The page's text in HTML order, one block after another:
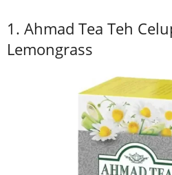
1. Ahmad Tea Teh
Lemongrass